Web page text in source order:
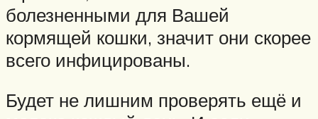
болезненными для Вашей
кормящей кошки, значит они скорее
всего инфицированы.
Будет не лишним проверять ещё и